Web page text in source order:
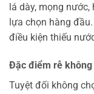
lá dày, mọng
lựa chọn hàng
điều kiện thiếu
Đặc điểm rễ
Tuyệt đối không